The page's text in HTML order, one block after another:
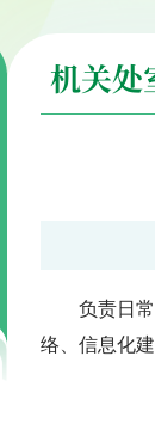
机关处
负责日
络、信息化